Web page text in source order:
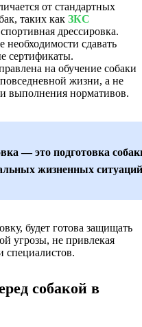
от стандартных
таких как ЗКС
дрессировка.
необходимости сдавать
сертификаты.
на обучение собаки
жизни, а не
выполнения нормативов.
— это подготовка
жизненных
будет готова защищать
угрозы, не привлекая
специалистов.
собакой в